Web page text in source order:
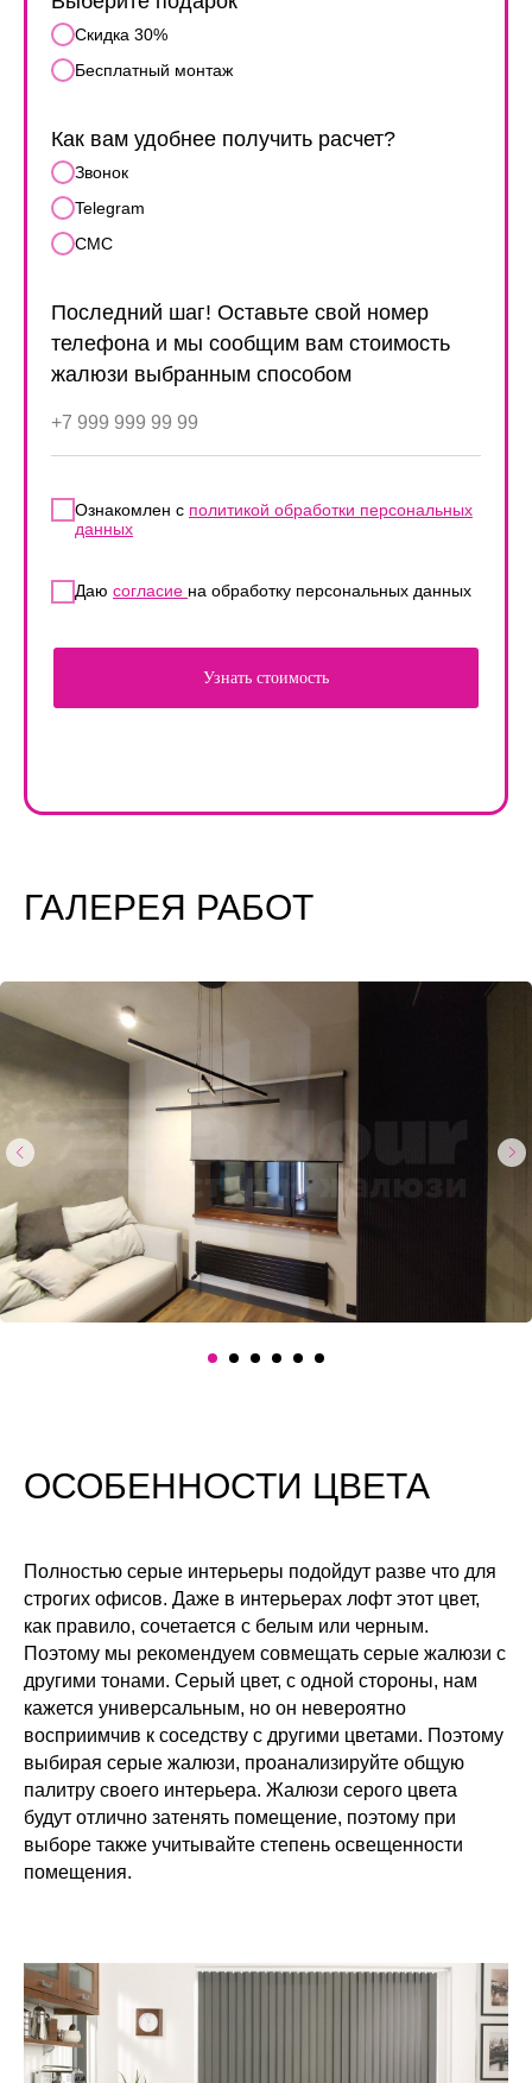
Скидка 30%
Бесплатный монтаж
Как вам удобнее получить расчет?
Звонок
Telegram
СМС
Последний шаг! Оставьте свой номер
телефона и мы сообщим вам стоимость
жалюзи выбранным способом
Ознакомлен с политикой обработки персональных
данных
Даю согласие на обработку персональных данных
Узнать стоимость
ГАЛЕРЕЯ РАБОТ
ОСОБЕННОСТИ ЦВЕТА
Полностью серые интерьеры подойдут разве что для
строгих офисов. Даже в интерьерах лофт этот цвет,
как правило, сочетается с белым или черным.
Поэтому мы рекомендуем совмещать серые жалюзи с
другими тонами. Серый цвет, с одной стороны, нам
кажется универсальным, но он невероятно
восприимчив к соседству с другими цветами. Поэтому
выбирая серые жалюзи, проанализируйте общую
палитру своего интерьера. Жалюзи серого цвета
будут отлично затенять помещение, поэтому при
выборе также учитывайте степень освещенности
помещения.